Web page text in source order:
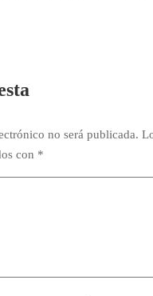
no será publicada.
con *